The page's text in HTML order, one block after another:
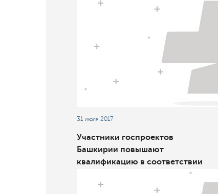
31 июля 2017
Участники госпроектов
Башкирии повышают
квалификацию в соответствии
международными практиками